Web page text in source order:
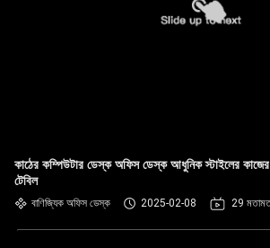
কাঠের কম্পিউটার ডেস্ক অফিস ডেস্ক আধুনিক স্টাইলের
টেবিল
বাণিজ্যিক অফিস ডেস্ক 2025-02-08 29